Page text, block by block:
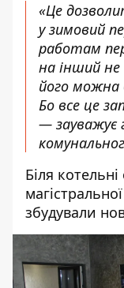
«Це
у зимовий
работам
на інший
його можна
Бо все це
— зауважує
Біля
збудували